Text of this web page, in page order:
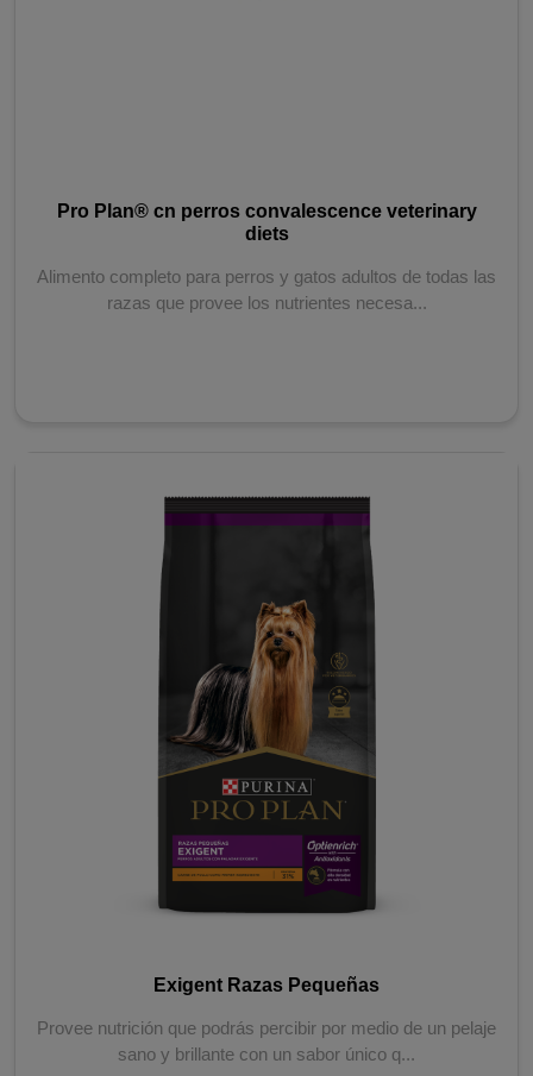
Pro Plan® cn perros convalescence veterinary
diets
Alimento completo para perros y gatos adultos de todas las
razas que provee los nutrientes necesa...
Exigent Razas Pequeñas
Provee nutrición que podrás percibir por medio de un pelaje
sano y brillante con un sabor único q...